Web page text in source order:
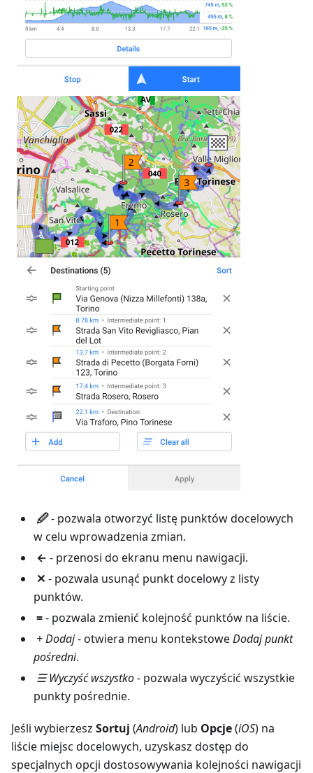
🖉- pozwala otworzyć listę punktów docelowych
w celu wprowadzenia zmian.
← - przenosi do ekranu menu nawigacji.
✕ - pozwala usunąć punkt docelowy z listy
punktów.
=- pozwala zmienić kolejność punktów na liście.
+ Dodaj- otwiera menu kontekstoweDodaj punkt
pośredni.
☰ Wyczyść wszystko- pozwala wyczyścić wszystkie
punkty pośrednie.
Jeśli wybierzesz Sortuj (Android) lub Opcje(iOS) na
liście miejsc docelowych, uzyskasz dostęp do
specjalnych opcji dostosowywania kolejności nawigacji